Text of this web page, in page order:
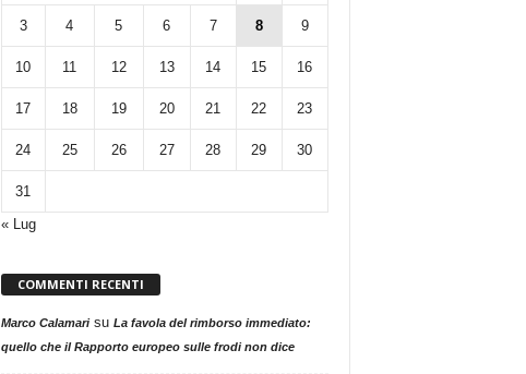
3 4 5 6 7 8 9
10 11 12 13 14 15 16
17 18 19 20 21 22 23
24 25 26 27 28 29 30
31
« Lug
COMMENTI RECENTI
Marco Calamarisu La favola del rimborso immediato:
quello che il Rapporto europeo sulle frodi non dice